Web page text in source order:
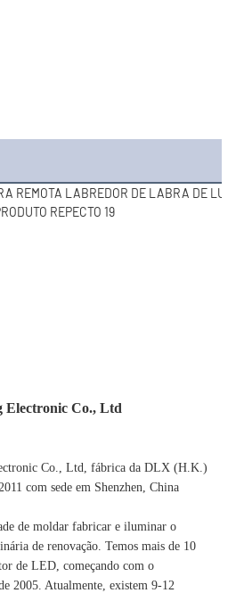
Co., Ltd, fábrica da DLX (H.K.)
com sede em Shenzhen, China
de moldar fabricar e iluminar o
de renovação. Temos mais de 10
de LED, começando com o
2005. Atualmente, existem 9-12